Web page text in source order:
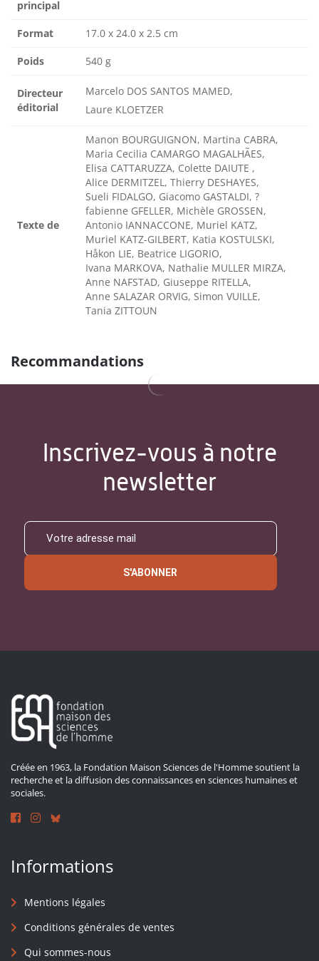
principal
Format 17.0 x 24.0 x 2.5 cm
Poids 540 g
Directeur
éditorial
Marcelo DOS SANTOS MAMED,
Laure KLOETZER
Texte de
Manon BOURGUIGNON, Martina CABRA,
Maria Cecilia CAMARGO MAGALHÃES,
Elisa CATTARUZZA, Colette DAIUTE ,
Alice DERMITZEL, Thierry DESHAYES,
Sueli FIDALGO, Giacomo GASTALDI, ?
fabienne GFELLER, Michèle GROSSEN,
Antonio IANNACCONE, Muriel KATZ,
Muriel KATZ-GILBERT, Katia KOSTULSKI,
Håkon LIE, Beatrice LIGORIO,
Ivana MARKOVA, Nathalie MULLER MIRZA,
Anne NAFSTAD, Giuseppe RITELLA,
Anne SALAZAR ORVIG, Simon VUILLE,
Tania ZITTOUN
Recommandations
Inscrivez-vous à notre
newsletter
S'ABONNER
Créée en 1963, la Fondation Maison Sciences de l'Homme soutient la
recherche et la diffusion des connaissances en sciences humaines et
sociales.
Informations
Mentions légales
Conditions générales de ventes
Qui sommes-nous